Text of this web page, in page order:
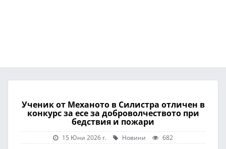
Ученик от Механото в Силистра отличен в
конкурс за есе за доброволчеството при
бедствия и пожари
15 Юни 2026 г. Новини 682